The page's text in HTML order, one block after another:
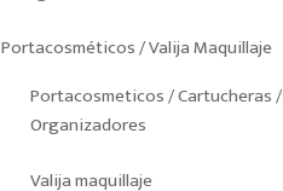
Portacosméticos / Valija Maquillaje
Portacosmeticos / Cartucheras /
Organizadores
Valija maquillaje